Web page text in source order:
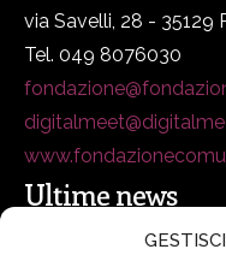
via Savelli, 28 - 35129
Tel. 049 8076030
Ultime news